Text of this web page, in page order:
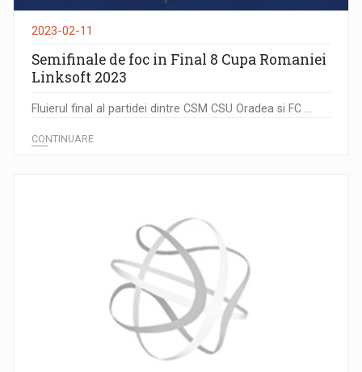
2023-02-11
Semifinale de foc in Final 8 Cupa Romaniei
Linksoft 2023
Fluierul final al partidei dintre CSM CSU Oradea si FC ...
CONTINUARE